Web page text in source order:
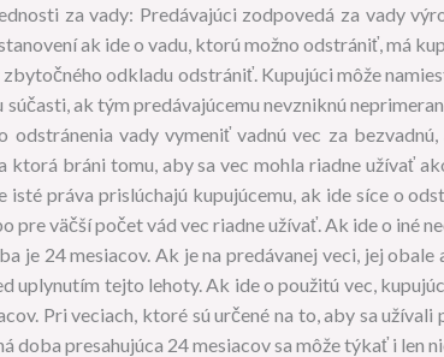
za vady: Predávajúci zodpovedá za vady
ak ide o vadu, ktorú možno odstrániť, má
odkladu odstrániť. Kupujúci môže
súčasti, ak tým predávajúcemu nevzniknú
odstránenia vady vymeniť vadnú vec za
ktorá bráni tomu, aby sa vec mohla riadne užívať
isté práva prislúchajú kupujúcemu, ak ide síce o
pre väčší počet vád vec riadne užívať. Ak ide o iné
je 24 mesiacov. Ak je na predávanej veci, jej
uplynutím tejto lehoty. Ak ide o použitú vec,
Pri veciach, ktoré sú určené na to, aby sa
doba presahujúca 24 mesiacov sa môže týkať i len